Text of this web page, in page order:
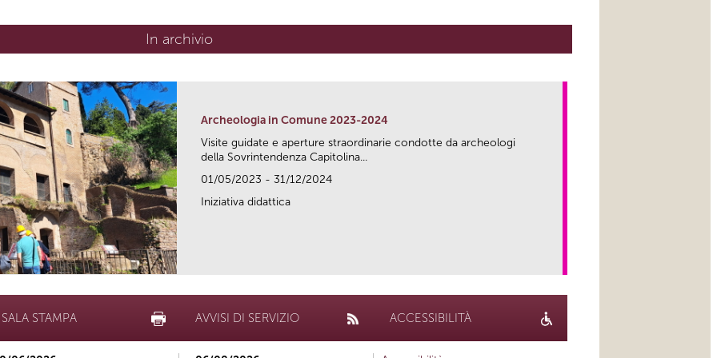
In archivio
Archeologia in Comune 2023-2024
Visite guidate e aperture straordinarie condotte da archeologi
della Sovrintendenza Capitolina...
01/05/2023 - 31/12/2024
Iniziativa didattica
SALA STAMPA AVVISI DI SERVIZIO ACCESSIBILITÀ